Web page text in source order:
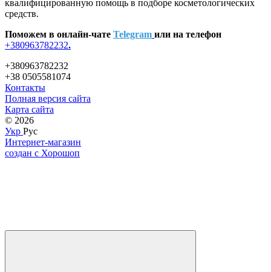
квалифицированную помощь в подборе косметологических
средств.
Поможем в онлайн-чате Telegram или на телефон
+380963782232.
+380963782232
+38 0505581074
Контакты
Полная версия сайта
Карта сайта
© 2026
Укр Рус
Интернет-магазин
создан с Хорошоп